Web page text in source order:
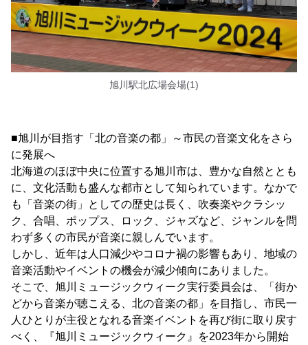
旭川駅北広場会場(1)
■旭川が目指す「北の音楽の都」～市民の音楽文化をさら
に発展へ
北海道のほぼ中央に位置する旭川市は、豊かな自然ととも
に、文化活動も盛んな都市として知られています。なかで
も「音楽の街」としての歴史は長く、吹奏楽やクラシッ
ク、合唱、ポップス、ロック、ジャズなど、ジャンルを問
わず多くの市民が音楽に親しんでいます。
しかし、近年は人口減少やコロナ禍の影響もあり、地域の
音楽活動やイベントの機会が減少傾向にありました。
そこで、旭川ミュージックウィーク実行委員会は、「街か
どから音楽が聴こえる、北の音楽の都」を目指し、市民一
人ひとりが主役となれる音楽イベントを再び街に取り戻す
べく、『旭川ミュージックウィーク』を2023年から開始